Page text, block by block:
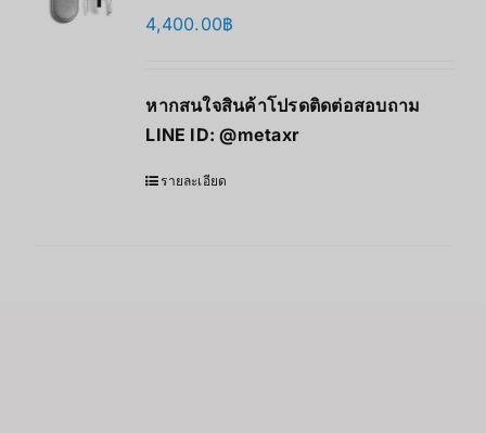
4,400.00฿
หากสนใจสินค้าโปรดติดต่อสอบถาม
LINE ID:@metaxr
รายละเอียด